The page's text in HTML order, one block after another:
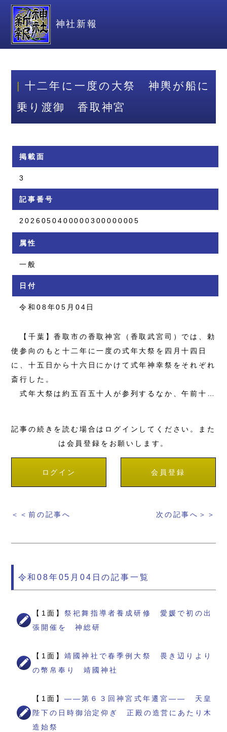
神社新報
十二年に一度の大祭 神輿が船に
乗り渡御 香取神宮
掲載面
3
記事番号
2026050400000300000005
属性
一般
日付
令和08年05月04日
【千葉】香取市の香取神宮（香取武宮司）では、勅
使参向のもと十二年に一度の式年大祭を四月十四日
に、十五日から十六日にかけて式年神幸祭をそれぞれ
斎行した。
式年大祭は約五百五十人が参列するなか、午前十…
記事の続きを読む場合はログインしてください。また
は会員登録をお願いします。
ログイン 会員登録
＜＜前の記事へ 次の記事へ＞＞
令和08年05月04日の記事一覧
【1面】祭祀舞指導者養成研修 愛媛で初の出
張開催を 神総研
【1面】靖國神社で春季例大祭 畏き辺りより
の幣帛奉り 靖國神社
【1面】――第６３回神宮式年遷宮―― 天皇
陛下の日時御治定仰ぎ 正殿の造営にあたり木
造始祭